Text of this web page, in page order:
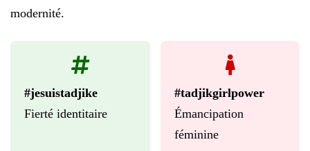
modernité.
#jesuistadjike
Fierté identitaire
#tadjikgirlpower
Émancipation
féminine